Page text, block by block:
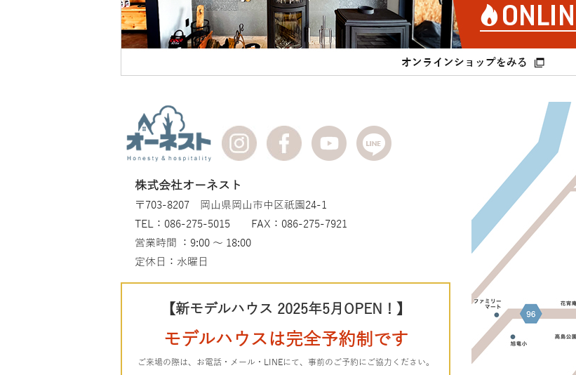
株式会社オーネスト
〒703-8207 岡山県岡山市中区祇園24-1
TEL：086-275-5015 FAX：086-275-7921
営業時間 ：9:00 ～ 18:00
定休日：水曜日
【新モデルハウス 2025年5月OPEN！】
モデルハウスは完全予約制です
ご来場の際は、お電話・メール・LINEにて、事前のご予約にご協力ください。